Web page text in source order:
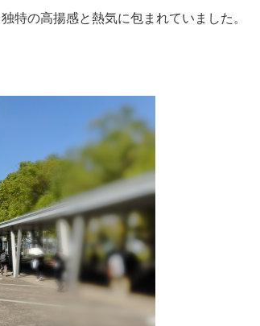
特の高揚感と熱気に包まれていました。